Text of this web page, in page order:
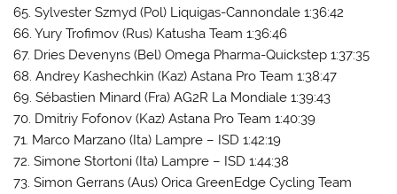
65. Sylvester Szmyd (Pol) Liquigas-Cannondale 1:36:42
66. Yury Trofimov (Rus) Katusha Team 1:36:46
67. Dries Devenyns (Bel) Omega Pharma-Quickstep 1:37:35
68. Andrey Kashechkin (Kaz) Astana Pro Team 1:38:47
69. Sébastien Minard (Fra) AG2R La Mondiale 1:39:43
70. Dmitriy Fofonov (Kaz) Astana Pro Team 1:40:39
71. Marco Marzano (Ita) Lampre – ISD 1:42:19
72. Simone Stortoni (Ita) Lampre – ISD 1:44:38
73. Simon Gerrans (Aus) Orica GreenEdge Cycling Team